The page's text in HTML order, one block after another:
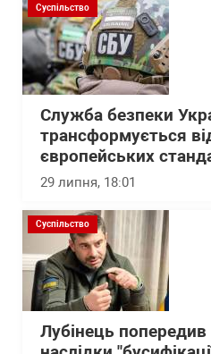
Суспільство
Служба безпеки
трансформується
європейських
29 липня, 18:01
Суспільство
Лубінець попередив